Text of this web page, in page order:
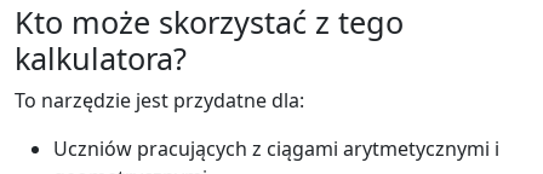
Kto może skorzystać z tego
kalkulatora?
To narzędzie jest przydatne dla:
Uczniów pracujących z ciągami arytmetycznymi i